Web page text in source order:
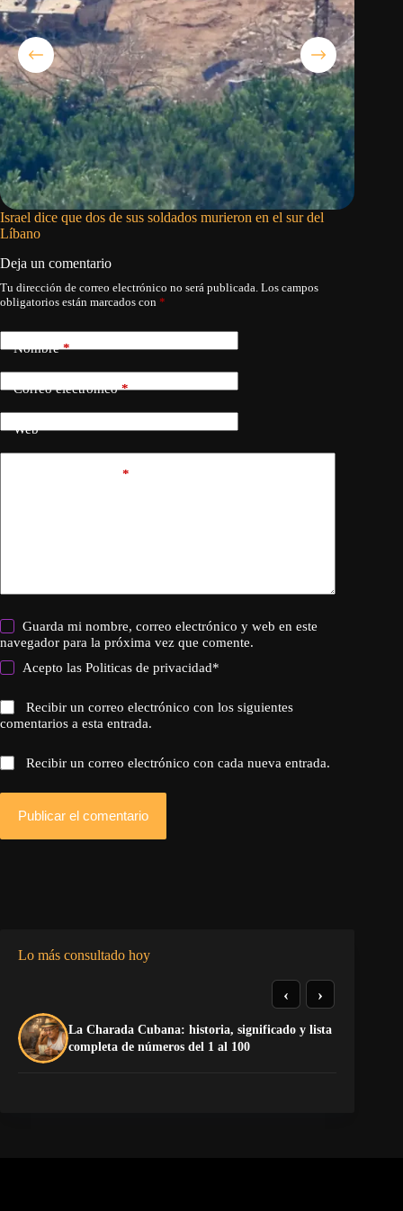
Israel dice que dos de sus soldados murieron en el sur del
Líbano
Deja un comentario
Tu dirección de correo electrónico no será publicada. Los campos
obligatorios están marcados con *
Nombre*
Correo electrónico*
Web
*
Guarda mi nombre, correo electrónico y web en este
navegador para la próxima vez que comente.
Acepto lasPoliticas de privacidad*
Recibir un correo electrónico con los siguientes
comentarios a esta entrada.
Recibir un correo electrónico con cada nueva entrada.
Publicar el comentario
Lo más consultado hoy
La Charada Cubana: historia, significado y lista
completa de números del 1 al 100
‹ ›